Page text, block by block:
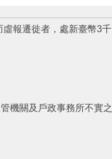
報遷徙者，處新臺幣3千
機關及戶政事務所不實之